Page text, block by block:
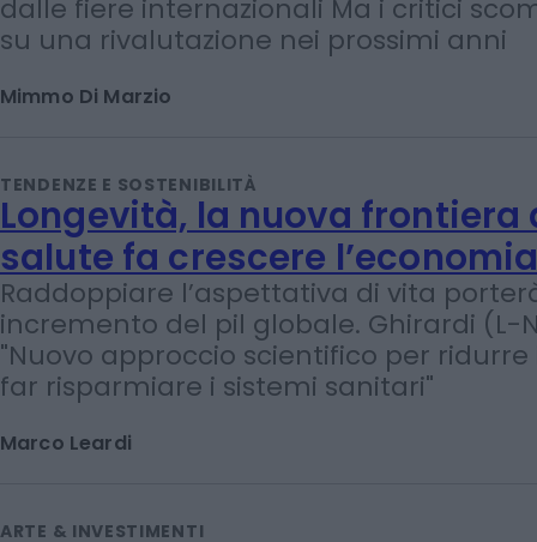
ma suona la carica dei
Da Turcato a Marotta, fino a Varisco e
numerosi i maestri italiani che restano
Mimmo Di Marzio
TENDENZE E SOSTENIBILITÀ
Longevità, la nuova frontiera
salute fa crescere
Raddoppiare l’aspettativa di vita
incremento del pil globale. Ghirardi (L-